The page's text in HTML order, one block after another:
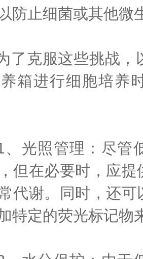
防止细菌或其他微
克服这些挑战，
箱进行细胞培养
照管理：尽管
但在必要时，应
代谢。同时，还
特定的荧光标记物